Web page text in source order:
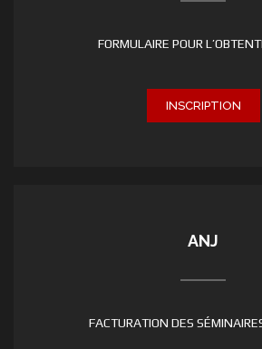
FORMULAIRE POUR
INSCRIPTION
ANJ
FACTURATION DES